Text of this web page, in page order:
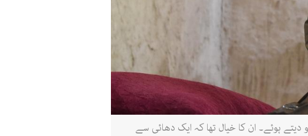
دیتے ہوئے۔ ان کا خیال تھا کہ ایک دھائی سے